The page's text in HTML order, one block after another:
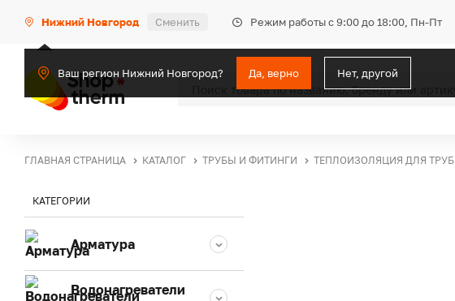
Нижний Новгород Сменить Режим работы с 9:00 до 18:00, Пн-Пт
Ваш регион Нижний Новгород? Да, верно Нет, другой
ГЛАВНАЯ СТРАНИЦА КАТАЛОГ ТРУБЫ И ФИТИНГИ ТЕПЛОИЗОЛЯЦИЯ ДЛЯ ТРУБ
КАТЕГОРИИ
Арматура
Водонагреватели